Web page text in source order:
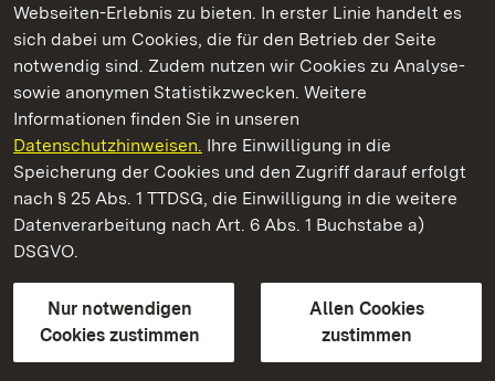
Webseiten-Erlebnis zu bieten. In erster Linie handelt es
sich dabei um Cookies, die für den Betrieb der Seite
notwendig sind. Zudem nutzen wir Cookies zu Analyse-
sowie anonymen Statistikzwecken. Weitere
Informationen finden Sie in unseren
Datenschutzhinweisen. Ihre Einwilligung in die
Speicherung der Cookies und den Zugriff darauf erfolgt
nach § 25 Abs. 1 TTDSG, die Einwilligung in die weitere
Datenverarbeitung nach Art. 6 Abs. 1 Buchstabe a)
DSGVO.
Nur notwendigen
Cookies zustimmen
Allen Cookies
zustimmen
Kommen. Staunen. Genießen.
Staatliche Schlösser und Gärten Baden‑Württemberg
Staatliche Schlösser und Gärten Baden-Württemberg
Kontakt
GebärdenspracheLeichte Sprache
Erklärung zur Barrierefreiheit
BITV-konform (geprüfte Seiten)